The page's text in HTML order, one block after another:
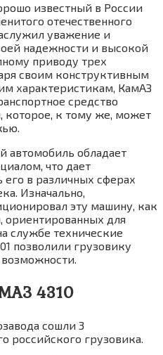
известный в России
отечественного
уважение и
надежности и высокой
приводу трех
своим конструктивным
характеристикам, КамАЗ
средство
которое, к тому же, может
автомобиль обладает
что дает
его в различных сферах
Изначально,
эту машину, как
ориентированных для
службе технические
позволили грузовику
4310
сошли 3
российского грузовика.